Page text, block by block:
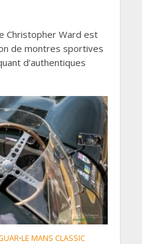
Christopher Ward est
de montres sportives
d’authentiques
•LE MANS CLASSIC